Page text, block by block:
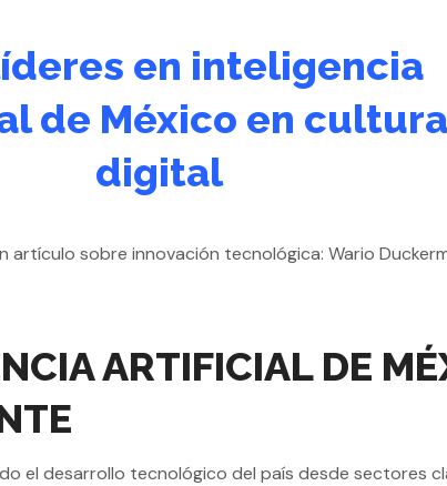
en inteligencia
de México en cultura
digital
ARTIFICIAL DE
el desarrollo tecnológico del país desde sectores